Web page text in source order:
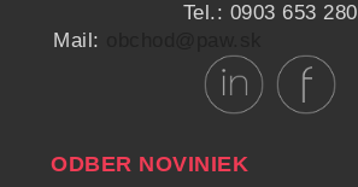
Tel.: 0903 653 280
Mail:
ODBER NOVINIEK